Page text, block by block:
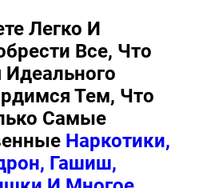
Легко И
Все, Что
Тем, Что
Самые
Наркотики,
Гашиш,